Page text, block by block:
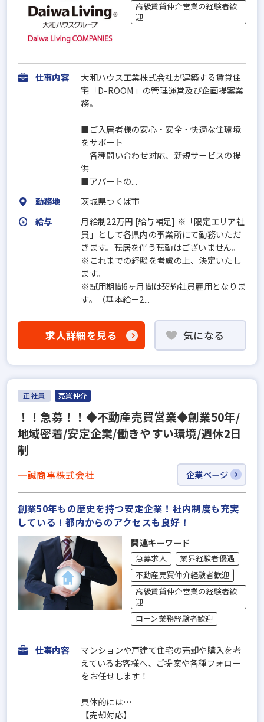
高級賃貸仲介営業の経験者歓
迎
仕事内容
大和ハウス工業株式会社が建築する賃貸住
宅「D-ROOM」の管理運営及び企画提案業
務。
■ご入居者様の安心・安全・快適な住環境
をサポート
各種問い合わせ対応、新規サービスの提
供
■アパートの...
勤務地
茨城県つくば市
給与
月給制22万円 [給与補足] ※「限定エリア社
員」として各県内の事業所にて勤務いただ
きます。転居を伴う転勤はございません。
※これまでの経験を考慮の上、決定いたし
ます。
※試用期間6ヶ月間は契約社員雇用となりま
す。（基本給－2...
求人詳細を見る 気になる
正社員 売買仲介
！！急募！！◆不動産売買営業◆創業50年/
地域密着/安定企業/働きやすい環境/週休2日
制
一誠商事株式会社 企業ページ
創業50年もの歴史を持つ安定企業！社内制度も充実
している！都内からのアクセスも良好！
関連キーワード
急募求人
業界経験者優遇
不動産売買仲介経験者歓迎
高級賃貸仲介営業の経験者歓
迎
ローン業務経験者歓迎
仕事内容
マンションや戸建て住宅の売却や購入を考
えているお客様へ、ご提案や各種フォロー
をお任せします！
具体的には…
【売却対応】